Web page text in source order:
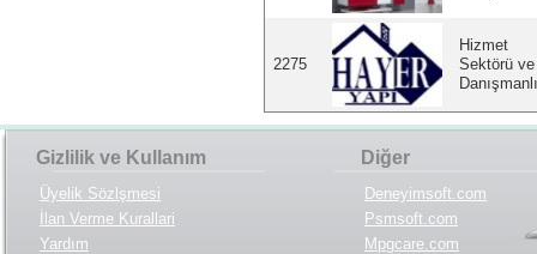
2275
Hizmet
Sektörü ve
Gizlilik ve Kullanım
Üyelik Sözlşmesi
İlan Verme Kurallari
Yardım
Diğer
Deneyimsoft.com
Psmsoft.com
Mpgcare.com